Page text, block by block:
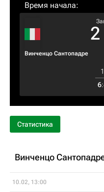
Время начала:
Винченцо Сантопадре
2
1
6:
Статистика
Винченцо
10.02, 13:00